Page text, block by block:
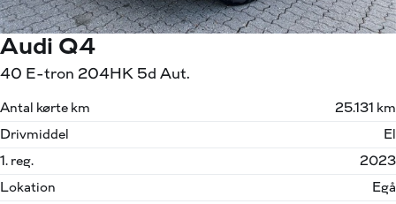
Audi Q4
40 E-tron 204HK 5d Aut.
Antal kørte km
25.131 km
Drivmiddel
El
1. reg.
2023
Lokation
Egå